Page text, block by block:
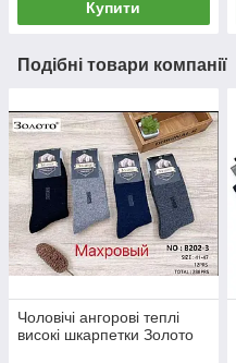
Купити
Подібні товари компанії
Чоловічі ангорові теплі
високі шкарпетки Золото